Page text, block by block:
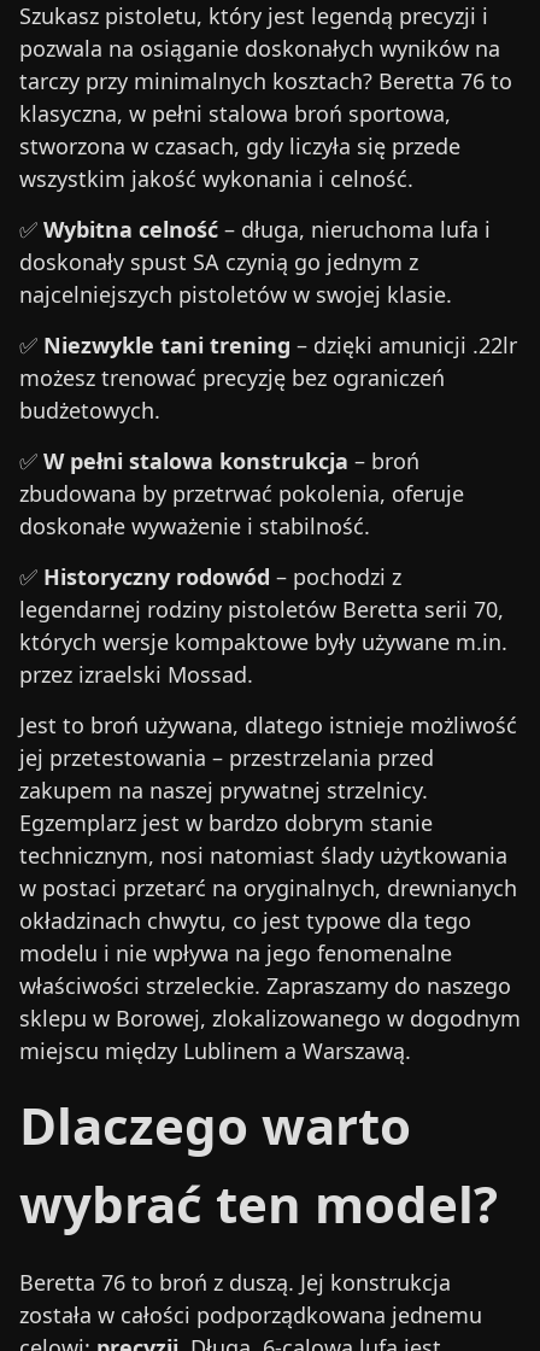
Szukasz pistoletu, który jest legendą precyzji i
pozwala na osiąganie doskonałych wyników na
tarczy przy minimalnych kosztach? Beretta 76 to
klasyczna, w pełni stalowa broń sportowa,
stworzona w czasach, gdy liczyła się przede
wszystkim jakość wykonania i celność.
✅ Wybitna celność – długa, nieruchoma lufa i
doskonały spust SA czynią go jednym z
najcelniejszych pistoletów w swojej klasie.
✅ Niezwykle tani trening – dzięki amunicji .22lr
możesz trenować precyzję bez ograniczeń
budżetowych.
✅ W pełni stalowa konstrukcja – broń
zbudowana by przetrwać pokolenia, oferuje
doskonałe wyważenie i stabilność.
✅ Historyczny rodowód – pochodzi z
legendarnej rodziny pistoletów Beretta serii 70,
których wersje kompaktowe były używane m.in.
przez izraelski Mossad.
Jest to broń używana, dlatego istnieje możliwość
jej przetestowania – przestrzelania przed
zakupem na naszej prywatnej strzelnicy.
Egzemplarz jest w bardzo dobrym stanie
technicznym, nosi natomiast ślady użytkowania
w postaci przetarć na oryginalnych, drewnianych
okładzinach chwytu, co jest typowe dla tego
modelu i nie wpływa na jego fenomenalne
właściwości strzeleckie. Zapraszamy do naszego
sklepu w Borowej, zlokalizowanego w dogodnym
miejscu między Lublinem a Warszawą.
Dlaczego warto
wybrać ten model?
Beretta 76 to broń z duszą. Jej konstrukcja
została w całości podporządkowana jednemu